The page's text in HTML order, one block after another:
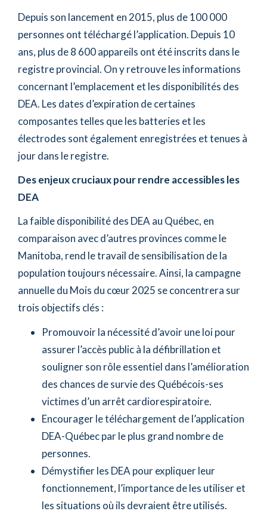
Depuis son lancement en 2015, plus de 100 000
personnes ont téléchargé l’application. Depuis 10
ans, plus de 8 600 appareils ont été inscrits dans le
registre provincial. On y retrouve les informations
concernant l’emplacement et les disponibilités des
DEA. Les dates d’expiration de certaines
composantes telles que les batteries et les
électrodes sont également enregistrées et tenues à
jour dans le registre.
Des enjeux cruciaux pour rendre accessibles les
DEA
La faible disponibilité des DEA au Québec, en
comparaison avec d’autres provinces comme le
Manitoba, rend le travail de sensibilisation de la
population toujours nécessaire. Ainsi, la campagne
annuelle du Mois du cœur 2025 se concentrera sur
trois objectifs clés :
Promouvoir la nécessité d’avoir une loi pour
assurer l’accès public à la défibrillation et
souligner son rôle essentiel dans l’amélioration
des chances de survie des Québécois-ses
victimes d’un arrêt cardiorespiratoire.
Encourager le téléchargement de l’application
DEA-Québec par le plus grand nombre de
personnes.
Démystifier les DEA pour expliquer leur
fonctionnement, l’importance de les utiliser et
les situations où ils devraient être utilisés.